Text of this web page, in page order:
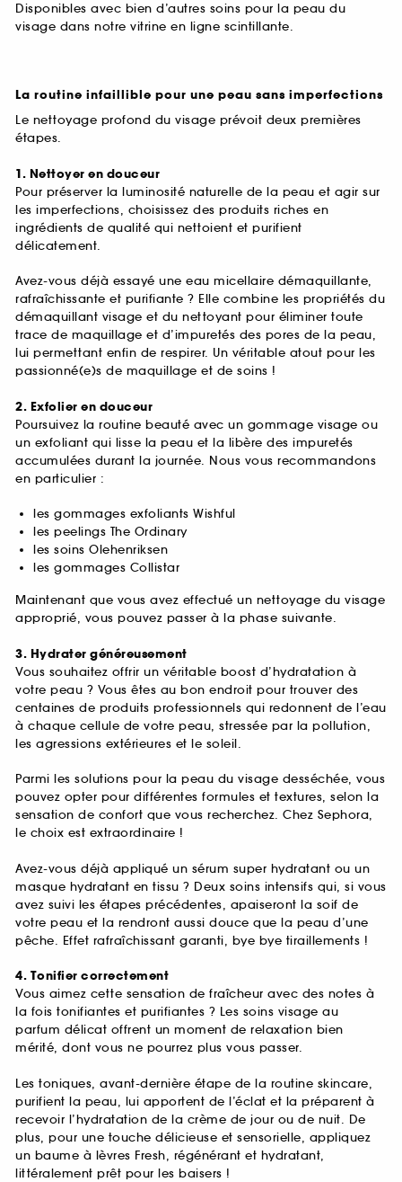
Disponibles avec bien d’autres soins pour la peau du
visage dans notre vitrine en ligne scintillante.
La routine infaillible pour une peau sans imperfections
Le nettoyage profond du visage prévoit deux premières
étapes.
1. Nettoyer en douceur
Pour préserver la luminosité naturelle de la peau et agir sur
les imperfections, choisissez des produits riches en
ingrédients de qualité qui nettoient et purifient
délicatement.
Avez-vous déjà essayé une eau micellaire démaquillante,
rafraîchissante et purifiante ? Elle combine les propriétés du
démaquillant visage et du nettoyant pour éliminer toute
trace de maquillage et d’impuretés des pores de la peau,
lui permettant enfin de respirer. Un véritable atout pour les
passionné(e)s de maquillage et de soins !
2. Exfolier en douceur
Poursuivez la routine beauté avec un gommage visage ou
un exfoliant qui lisse la peau et la libère des impuretés
accumulées durant la journée. Nous vous recommandons
en particulier :
les gommages exfoliants Wishful
les peelings The Ordinary
les soins Olehenriksen
les gommages Collistar
Maintenant que vous avez effectué un nettoyage du visage
approprié, vous pouvez passer à la phase suivante.
3. Hydrater généreusement
Vous souhaitez offrir un véritable boost d’hydratation à
votre peau ? Vous êtes au bon endroit pour trouver des
centaines de produits professionnels qui redonnent de l’eau
à chaque cellule de votre peau, stressée par la pollution,
les agressions extérieures et le soleil.
Parmi les solutions pour la peau du visage desséchée, vous
pouvez opter pour différentes formules et textures, selon la
sensation de confort que vous recherchez. Chez Sephora,
le choix est extraordinaire !
Avez-vous déjà appliqué un sérum super hydratant ou un
masque hydratant en tissu ? Deux soins intensifs qui, si vous
avez suivi les étapes précédentes, apaiseront la soif de
votre peau et la rendront aussi douce que la peau d’une
pêche. Effet rafraîchissant garanti, bye bye tiraillements !
4. Tonifier correctement
Vous aimez cette sensation de fraîcheur avec des notes à
la fois tonifiantes et purifiantes ? Les soins visage au
parfum délicat offrent un moment de relaxation bien
mérité, dont vous ne pourrez plus vous passer.
Les toniques, avant-dernière étape de la routine skincare,
purifient la peau, lui apportent de l’éclat et la préparent à
recevoir l’hydratation de la crème de jour ou de nuit. De
plus, pour une touche délicieuse et sensorielle, appliquez
un baume à lèvres Fresh, régénérant et hydratant,
littéralement prêt pour les baisers !